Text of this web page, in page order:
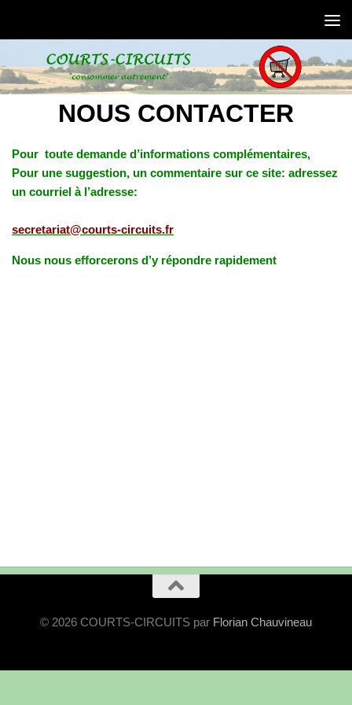
NOUS CONTACTER
Pour toute demande d’informations complémentaires,
Pour une suggestion, un commentaire sur ce site: adressez
un courriel à l’adresse:
secretariat@courts-circuits.fr
Nous nous efforcerons d’y répondre rapidement
© 2026 COURTS-CIRCUITS par Florian Chauvineau